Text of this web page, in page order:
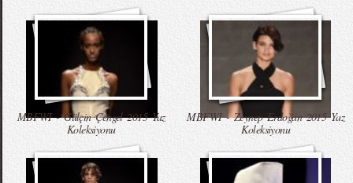
MBFWI - Gülçin Çengel 2015 Yaz
Koleksiyonu
MBFWI - Zeynep Erdoğan 2015 Yaz
Koleksiyonu